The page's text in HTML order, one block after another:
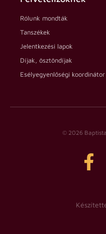
Rólunk mondták
Tanszékek
Jelentkezési lapok
Díjak, ösztöndíjak
Esélyegyenlőségi koordinátor
© 2026